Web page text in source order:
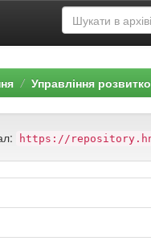
Управління
https://